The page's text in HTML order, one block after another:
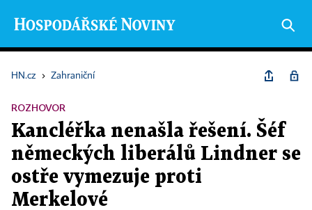
HN.cz › Zahraniční
ROZHOVOR
Kancléřka nenašla řešení. Šéf
německých liberálů Lindner se
ostře vymezuje proti
Merkelové